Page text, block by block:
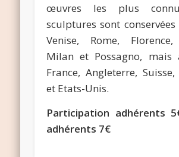
œuvres les plus
sculptures sont
Venise, Rome,
Milan et Possagno, mais
France, Angleterre,
et Etats-Unis.
Participation adhérents
adhérents 7€